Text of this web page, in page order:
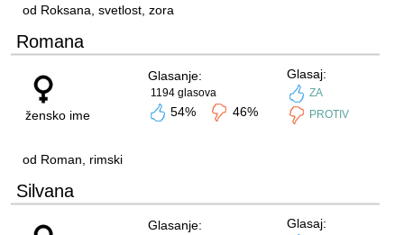
od Roksana, svetlost, zora
Romana
žensko ime
Glasanje:
1194 glasova
54% 46%
Glasaj:
ZA
PROTIV
od Roman, rimski
Silvana
Glasanje: Glasaj: